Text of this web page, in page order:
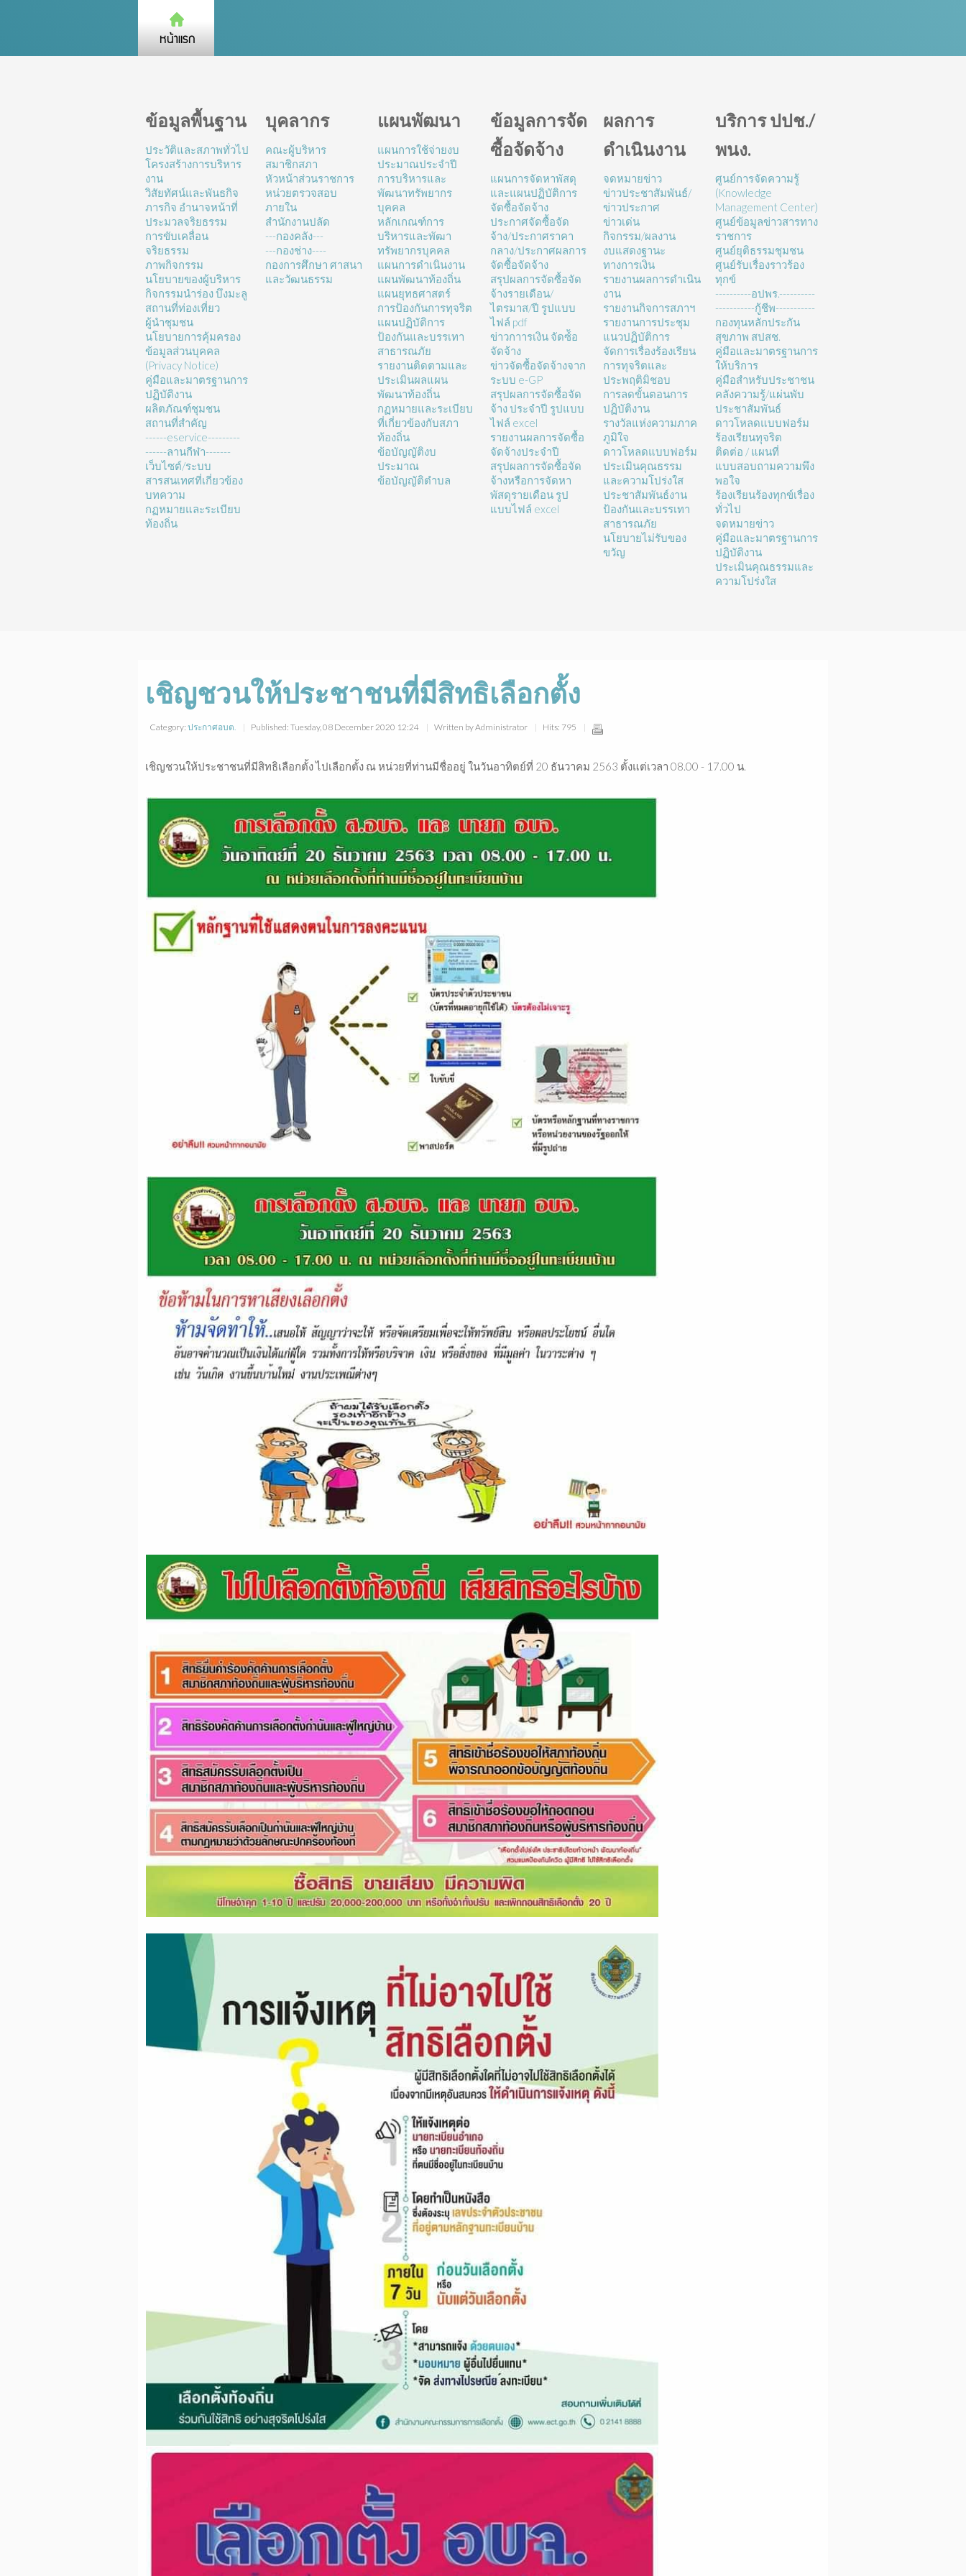
ข้อมูลพื้นฐาน
ประวัติและสภาพทั่วไป
โครงสร้างการบริหาร
งาน
วิสัยทัศน์และพันธกิจ
ภารกิจ อำนาจหน้าที่
ประมวลจริยธรรม
การขับเคลื่อน
จริยธรรม
ภาพกิจกรรม
นโยบายของผู้บริหาร
กิจกรรมนำร่อง บึงมะลู
สถานที่ท่องเที่ยว
ผู้นำชุมชน
นโยบายการคุ้มครอง
ข้อมูลส่วนบุคคล
(Privacy Notice)
คู่มือและมาตรฐานการ
ปฏิบัติงาน
ผลิตภัณฑ์ชุมชน
สถานที่สำคัญ
------eservice---------
------ลานกีฬา-------
เว็บไซต์/ระบบ
สารสนเทศที่เกี่ยวข้อง
บทความ
กฏหมายและระเบียบ
ท้องถิ่น
บุคลากร
คณะผู้บริหาร
สมาชิกสภา
หัวหน้าส่วนราชการ
หน่วยตรวจสอบ
ภายใน
สำนักงานปลัด
---กองคลัง---
---กองช่าง----
กองการศึกษา ศาสนา
และวัฒนธรรม
แผนพัฒนา
แผนการใช้จ่ายงบ
ประมาณประจำปี
การบริหารและ
พัฒนาทรัพยากร
บุคคล
หลักเกณฑ์การ
บริหารและพัฒา
ทรัพยากรบุคคล
แผนการดำเนินงาน
แผนพัฒนาท้องถิ่น
แผนยุทธศาสตร์
การป้องกันการทุจริต
แผนปฏิบัติการ
ป้องกันและบรรเทา
สาธารณภัย
รายงานติดตามและ
ประเมินผลแผน
พัฒนาท้องถิ่น
กฏหมายและระเบียบ
ที่เกี่ยวข้องกับสภา
ท้องถิ่น
ข้อบัญญัติงบ
ประมาณ
ข้อบัญญัติตำบล
ข้อมูลการจัด
ซื้อจัดจ้าง
แผนการจัดหาพัสดุ
และแผนปฏิบัติการ
จัดซื้อจัดจ้าง
ประกาศจัดซื้อจัด
จ้าง/ประกาศราคา
กลาง/ประกาศผลการ
จัดซื้อจัดจ้าง
สรุปผลการจัดซื้อจัด
จ้างรายเดือน/
ไตรมาส/ปี รูปแบบ
ไฟล์ pdf
ข่าวกาารเงิน จัดซ์้อ
จัดจ้าง
ข่าวจัดซื้อจัดจ้างจาก
ระบบ e-GP
สรุปผลการจัดซื้อจัด
จ้าง ประจำปี รูปแบบ
ไฟล์ excel
รายงานผลการจัดซื้อ
จัดจ้างประจำปี
สรุปผลการจัดซื้อจัด
จ้างหรือการจัดหา
พัสดุรายเดือน รูป
แบบไฟล์ excel
ผลการ
ดำเนินงาน
จดหมายข่าว
ข่าวประชาสัมพันธ์/
ข่าวประกาศ
ข่าวเด่น
กิจกรรม/ผลงาน
งบแสดงฐานะ
ทางการเงิน
รายงานผลการดำเนิน
งาน
รายงานกิจการสภาฯ
รายงานการประชุม
แนวปฏิบัติการ
จัดการเรื่องร้องเรียน
การทุจริตและ
ประพฤติมิชอบ
การลดขั้นตอนการ
ปฏิบัติงาน
รางวัลแห่งความภาค
ภูมิใจ
ดาวโหลดแบบฟอร์ม
ประเมินคุณธรรม
และความโปร่งใส
ประชาสัมพันธ์งาน
ป้องกันและบรรเทา
สาธารณภัย
นโยบายไม่รับของ
ขวัญ
บริการ ปปช./
พนง.
ศูนย์การจัดความรู้
(Knowledge
Management Center)
ศูนย์ข้อมูลข่าวสารทาง
ราชการ
ศูนย์ยุติธรรมชุมชน
ศูนย์รับเรื่องราวร้อง
ทุกข์
----------อปพร.----------
-----------กู้ชีพ-----------
กองทุนหลักประกัน
สุขภาพ สปสช.
คู่มือและมาตรฐานการ
ให้บริการ
คู่มือสำหรับประชาชน
คลังความรู้/แผ่นพับ
ประชาสัมพันธ์
ดาวโหลดแบบฟอร์ม
ร้องเรียนทุจริต
ติดต่อ / แผนที่
แบบสอบถามความพึง
พอใจ
ร้องเรียนร้องทุกข์เรื่อง
ทั่วไป
จดหมายข่าว
คู่มือและมาตรฐานการ
ปฏิบัติงาน
ประเมินคุณธรรมและ
ความโปร่งใส
เชิญชวนให้ประชาชนที่มีสิทธิเลือกตั้ง
Category: ประกาศอบต. Published: Tuesday, 08 December 2020 12:24 Written by Administrator Hits: 795
เชิญชวนให้ประชาชนที่มีสิทธิเลือกตั้ง ไปเลือกตั้ง ณ หน่วยที่ท่านมีชื่ออยู่ ในวันอาทิตย์ที่ 20 ธันวาคม 2563 ตั้งแต่เวลา 08.00 - 17.00 น.